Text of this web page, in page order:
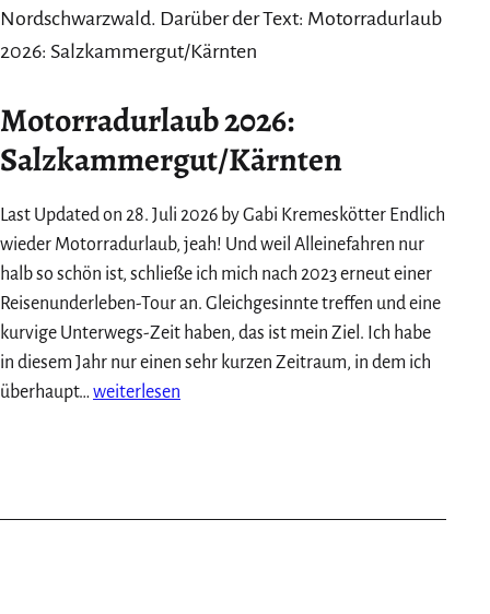
Urlaub
Motorradurlaub 2026:
Salzkammergut/Kärnten
Last Updated on 28. Juli 2026 by Gabi Kremeskötter Endlich
wieder Motorradurlaub, jeah! Und weil Alleinefahren nur
halb so schön ist, schließe ich mich nach 2023 erneut einer
Reisenunderleben-Tour an. Gleichgesinnte treffen und eine
kurvige Unterwegs-Zeit haben, das ist mein Ziel. Ich habe
in diesem Jahr nur einen sehr kurzen Zeitraum, in dem ich
überhaupt… Motorradurlaub
weiterlesen